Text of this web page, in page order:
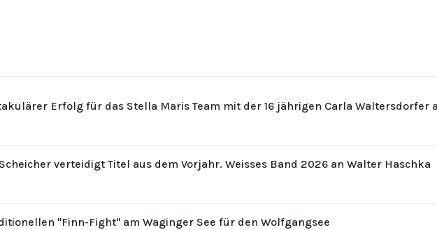
Erfolg für das Stella Maris Team mit der 16 jährigen Carla Waltersdorfer
verteidigt Titel aus dem Vorjahr. Weisses Band 2026 an Walter Haschka
"Finn-Fight" am Waginger See für den Wolfgangsee